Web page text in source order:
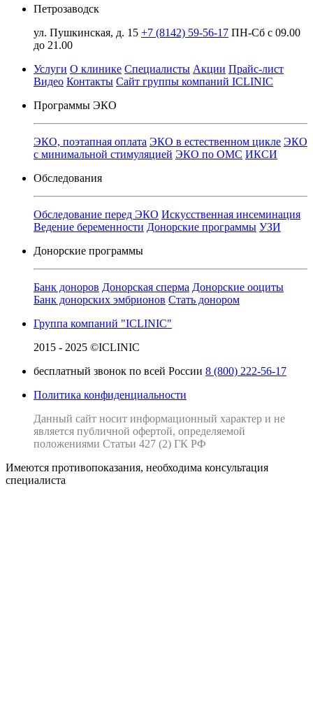
Петрозаводск
ул. Пушкинская, д. 15 +7 (8142) 59-56-17 ПН-Сб с 09.00
до 21.00
Услуги О клинике Специалисты Акции Прайс-лист
Видео Контакты Сайт группы компаний ICLINIC
Программы ЭКО
ЭКО, поэтапная оплата ЭКО в естественном цикле ЭКО
с минимальной стимуляцией ЭКО по ОМС ИКСИ
Обследования
Обследование перед ЭКО Искусственная инсеминация
Ведение беременности Донорские программы УЗИ
Донорские программы
Банк доноров Донорская сперма Донорские ооциты
Банк донорских эмбрионов Стать донором
Группа компаний "ICLINIC"
2015 - 2025 ©ICLINIC
бесплатный звонок по всей России 8 (800) 222-56-17
Политика конфиденциальности
Данный сайт носит информационный характер и не
является публичной офертой, определяемой
положениями Статьи 427 (2) ГК РФ
Имеются противопоказания, необходима консультация
специалиста